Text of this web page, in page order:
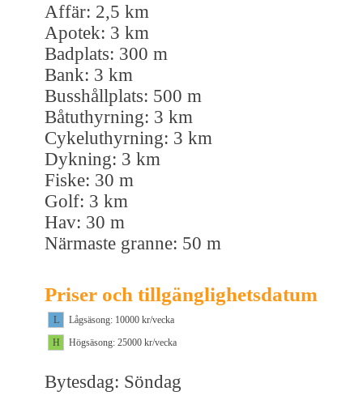
Affär: 2,5 km
Apotek: 3 km
Badplats: 300 m
Bank: 3 km
Busshållplats: 500 m
Båtuthyrning: 3 km
Cykeluthyrning: 3 km
Dykning: 3 km
Fiske: 30 m
Golf: 3 km
Hav: 30 m
Närmaste granne: 50 m
Priser och tillgänglighetsdatum
L
Lågsäsong: 10000 kr/vecka
H
Högsäsong: 25000 kr/vecka
Bytesdag: Söndag